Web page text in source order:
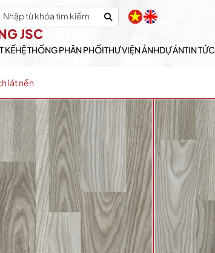
JSC
KẾHỆ THỐNG PHÂN PHỐITHƯ VIỆN ẢNHDỰ ÁNTIN TỨC
lát nền